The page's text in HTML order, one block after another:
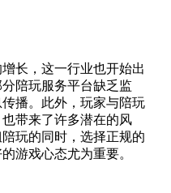
长，这一行业也开始出
陪玩服务平台缺乏监
播。此外，玩家与陪玩
带来了许多潜在的风
玩的同时，选择正规的
游戏心态尤为重要。